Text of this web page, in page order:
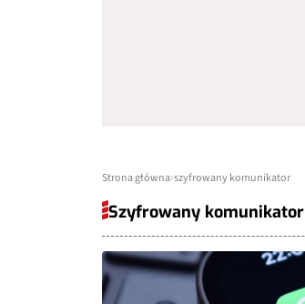
Strona główna szyfrowany komunikator
Szyfrowany komunikator